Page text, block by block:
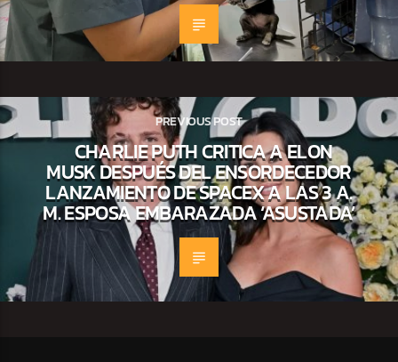
PREVIOUS POST
CHARLIE PUTH CRITICA A ELON
MUSK DESPUÉS DEL ENSORDECEDOR
LANZAMIENTO DE SPACEX A LAS 3 A.
M. ESPOSA EMBARAZADA ‘ASUSTADA’